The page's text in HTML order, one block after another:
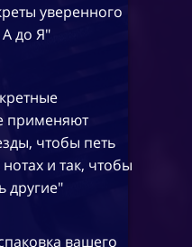
вашего
применяют
чтобы петь
и так, чтобы
другие"
уверенного
А до Я"